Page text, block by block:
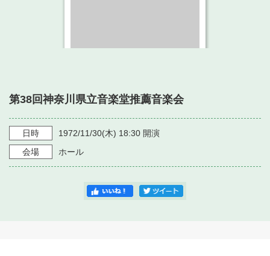
・ 空き状況
・ 抽選対象日
・ 利用料金
・ 音楽堂のご案内
・ フロアマップ
神奈川県立音楽堂
SNS
第38回神奈川県立音楽堂推薦音楽会
日時 1972/11/30(木) 18:30 開演
会場
ホール